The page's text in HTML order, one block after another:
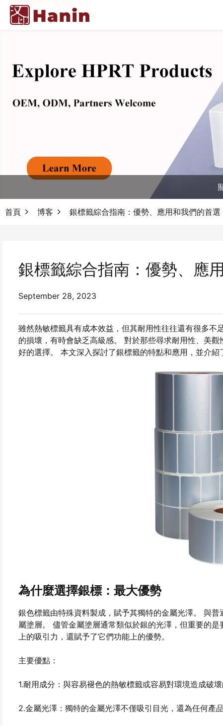
首頁 博客 銀標籤綜合指南：優勢、應用和我們的首選
銀標籤綜合指南：優勢、應
September 28, 2023
雖然熱敏標籤具有成本效益，但其耐用性往往還有很多
的損壞，有時會缺乏高級感。 對於那些尋求耐用性、美
好的選擇。 本文深入探討了銀標籤的特點和應用，並介紹
為什麼選擇銀標：最大優勢
銀色標籤由特殊資料製成，賦予其獨特的金屬光澤。 與
屬塗層。 儘管金屬塗層通常類似於銀的光澤，但重要的
上的吸引力，還賦予了它們功能上的優勢。
主要優點：
1.耐用成分：與容易褪色的熱敏標籤或容易對環境造成破
2.金屬光澤：獨特的金屬光澤不僅吸引目光，還為任何產